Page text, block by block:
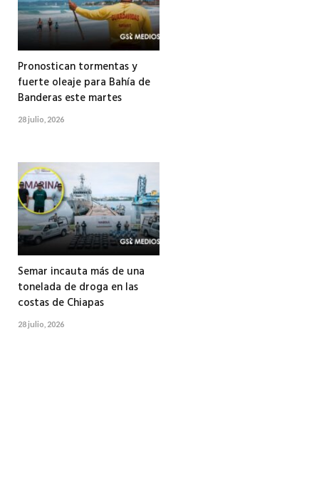
Pronostican tormentas y
fuerte oleaje para Bahía de
Banderas este martes
28 julio, 2026
Semar incauta más de una
tonelada de droga en las
costas de Chiapas
28 julio, 2026